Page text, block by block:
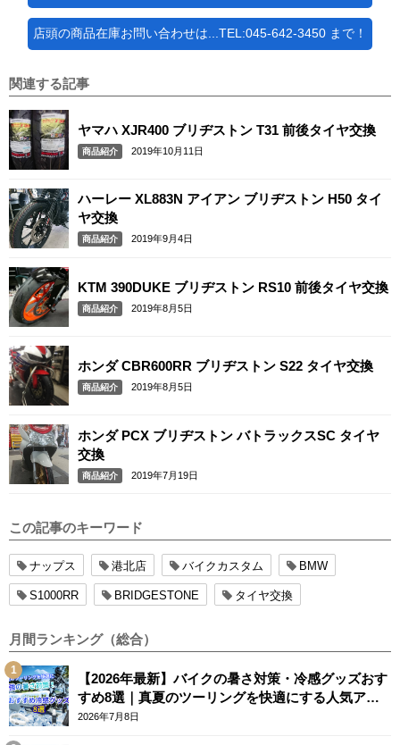
店頭の商品在庫お問い合わせは...TEL:045-642-3450 まで！
関連する記事
ヤマハ XJR400 ブリヂストン T31 前後タイヤ交換
商品紹介 2019年10月11日
ハーレー XL883N アイアン ブリヂストン H50 タイ
ヤ交換
商品紹介 2019年9月4日
KTM 390DUKE ブリヂストン RS10 前後タイヤ交換
商品紹介 2019年8月5日
ホンダ CBR600RR ブリヂストン S22 タイヤ交換
商品紹介 2019年8月5日
ホンダ PCX ブリヂストン バトラックスSC タイヤ
交換
商品紹介 2019年7月19日
この記事のキーワード
ナップス 港北店 バイクカスタム BMW
S1000RR BRIDGESTONE タイヤ交換
月間ランキング（総合）
【2026年最新】バイクの暑さ対策・冷感グッズおす
すめ8選｜真夏のツーリングを快適にする人気アイ
テム
2026年7月8日